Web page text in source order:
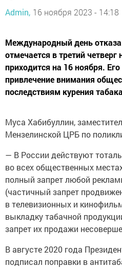
Admin, 16 ноября 2023 - 14:18
Международный день
отмечается в третий
приходится на 16 ноября.
привлечение внимания
последствиям курения
Муса Хабибуллин,
Мензелинской ЦРБ по
— В России действуют
во всех общественных
полный запрет любой
(частичный запрет
в телевизионных и
выкладку табачной
запрет их продажи
В августе 2020 года
подписал поправки в